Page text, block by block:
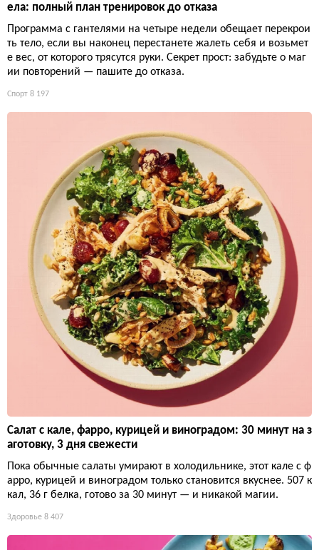
ела: полный план тренировок до отказа
Программа с гантелями на четыре недели обещает перекрои
ть тело, если вы наконец перестанете жалеть себя и возьмет
е вес, от которого трясутся руки. Секрет прост: забудьте о маг
ии повторений — пашите до отказа.
Спорт 8 197
Салат с кале, фарро, курицей и виноградом: 30 минут на з
аготовку, 3 дня свежести
Пока обычные салаты умирают в холодильнике, этот кале с ф
арро, курицей и виноградом только становится вкуснее. 507 к
кал, 36 г белка, готово за 30 минут — и никакой магии.
Здоровье 8 407